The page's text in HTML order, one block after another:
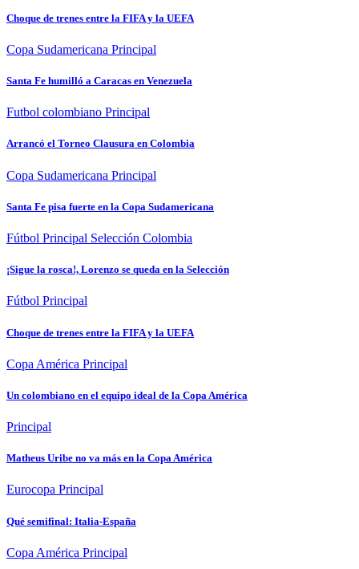
Choque de trenes entre la FIFA y la UEFA
Copa Sudamericana Principal
Santa Fe humilló a Caracas en Venezuela
Futbol colombiano Principal
Arrancó el Torneo Clausura en Colombia
Copa Sudamericana Principal
Santa Fe pisa fuerte en la Copa Sudamericana
Fútbol Principal Selección Colombia
¡Sigue la rosca!, Lorenzo se queda en la Selección
Fútbol Principal
Choque de trenes entre la FIFA y la UEFA
Copa América Principal
Un colombiano en el equipo ideal de la Copa América
Principal
Matheus Uribe no va más en la Copa América
Eurocopa Principal
Qué semifinal: Italia-España
Copa América Principal